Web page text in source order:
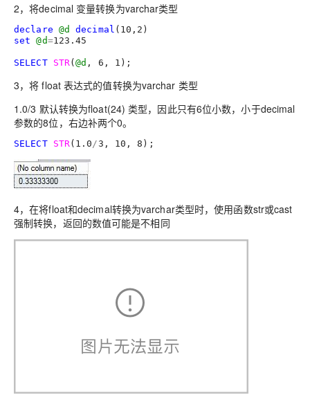
2，将decimal 变量转换为varchar类型
declare @d decimal ( 10 , 2
set
@d=123.45
SELECT STR(@d , 6 , 1 );
3，将 float 表达式的值转换为varchar 类型
1.0/3 默认转换为float(24) 类型，因此只有6位小数，小于decimal
参数的8位，右边补两个0。
SELECT STR( 1.0 /3 , 10 , 8 );
4，在将float和decimal转换为varchar类型时，使用函数str或cast
强制转换，返回的数值可能是不相同